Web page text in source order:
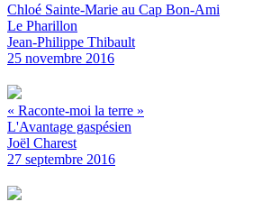
Chloé Sainte-Marie au Cap Bon-Ami
Le Pharillon
Jean-Philippe Thibault
25 novembre 2016
« Raconte-moi la terre »
L'Avantage gaspésien
Joël Charest
27 septembre 2016